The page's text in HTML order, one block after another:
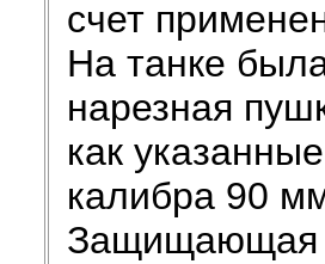
счет
На танке
нарезная
как
калибра 90
Защищающая